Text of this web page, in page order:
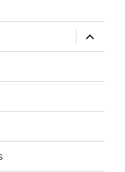
ouvrir
le
sous-